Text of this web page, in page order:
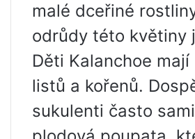
malé dceřiné
odrůdy této květiny
Děti Kalanchoe mají
listů a kořenů.
sukulenti často